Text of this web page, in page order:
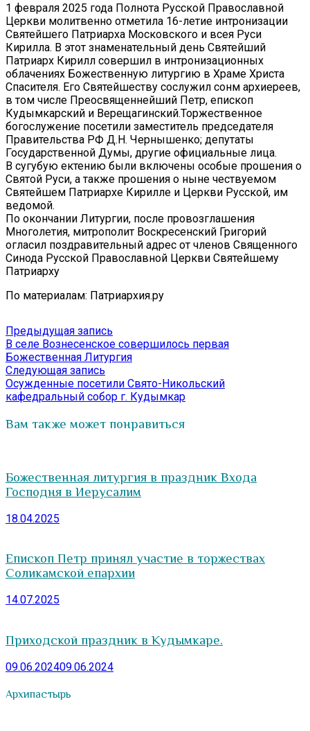
1 февраля 2025 года Полнота Русской Православной
Церкви молитвенно отметила 16-летие интронизации
Святейшего Патриарха Московского и всея Руси
Кирилла. В этот знаменательный день Святейший
Патриарх Кирилл совершил в интронизационных
облачениях Божественную литургию в Храме Христа
Спасителя. Его Святейшеству сослужил сонм архиереев,
в том числе Преосвященнейший Петр, епископ
Кудымкарский и Верещагинский.Торжественное
богослужение посетили заместитель председателя
Правительства РФ Д.Н. Чернышенко; депутаты
Государственной Думы, другие официальные лица.
В сугубую ектению были включены особые прошения о
Святой Руси, а также прошения о ныне чествуемом
Святейшем Патриархе Кирилле и Церкви Русской, им
ведомой.
По окончании Литургии, после провозглашения
Многолетия, митрополит Воскресенский Григорий
огласил поздравительный адрес от членов Священного
Синода Русской Православной Церкви Святейшему
Патриарху
По материалам: Патриархия.ру
Навигация
по
записям
Предыдущая запись
запись:
В селе Вознесенское совершилось первая
Божественная Литургия
Следующая запись
запись:
Осужденные посетили Свято-Никольский
кафедральный собор г. Кудымкар
Вам также может понравиться
Божественная литургия в праздник Входа
Господня в Иерусалим
18.04.2025
Епископ Петр принял участие в торжествах
Соликамской епархии
14.07.2025
Приходской праздник в Кудымкаре.
09.06.202409.06.2024
Архипастырь